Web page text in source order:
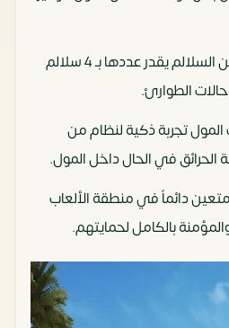
تم توفير مجموعة من السلالم يقدر عددها بـ 4 سلالم
الطوارئ.
تجربة ذكية لنظام من
في الحال داخل المول.
دائماً في منطقة الألعاب
بالكامل لحمايتهم.